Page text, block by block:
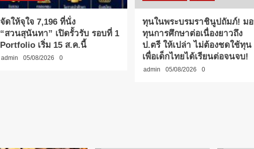
จัดให้จุใจ 7,196 ที่นั่ง
“สวนสุนันทา” เปิดรั้วรับ รอบที่ 1
Portfolio เริ่ม 15 ส.ค.นี้
admin 05/08/2026 0
ทุนในพระบรมราชินูปถัมภ์! ม
ทุนการศึกษาต่อเนื่องยาวถึง
ป.ตรี ให้เปล่า ไม่ต้องชดใช้ทุน
เพื่อเด็กไทยได้เรียนต่อจนจบ!
admin 05/08/2026 0